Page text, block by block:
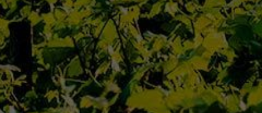
Nos Maisons
Nos Domaines
D’Autrefois
Jaffelin
Pierre Ponnelle